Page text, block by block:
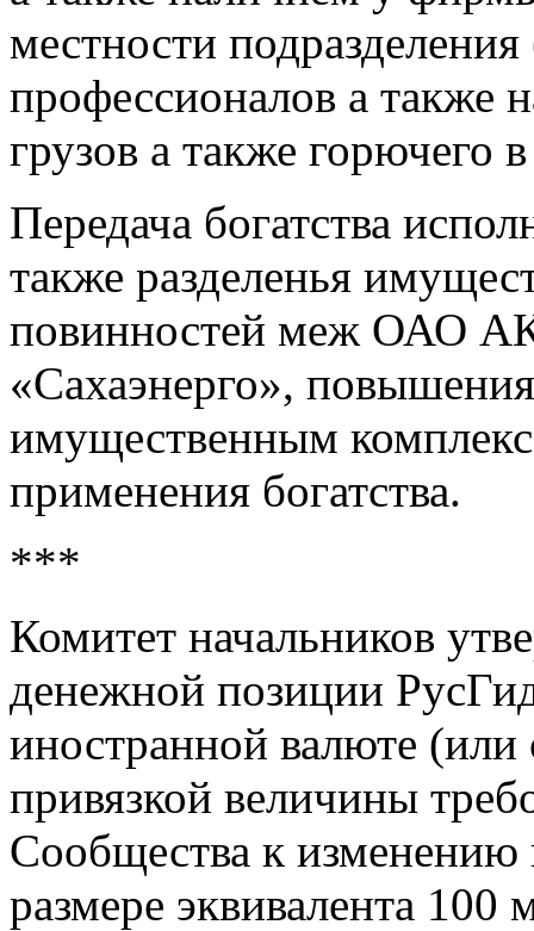
местности
профессионалов а также
грузов а также горючего
Передача богатства
также разделенья
повинностей меж ОАО
«Сахаэнерго»,
имущественным
применения богатства.
***
Комитет начальников
денежной позиции
иностранной валюте (или
привязкой величины
Сообщества к изменению
размере эквивалента